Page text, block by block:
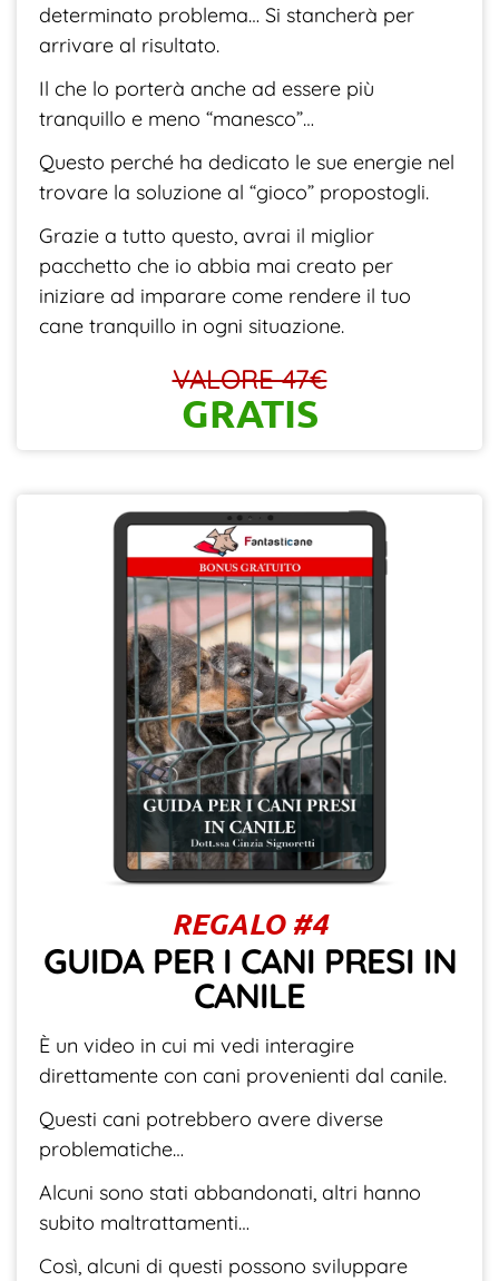
determinato problema… Si stancherà per
arrivare al risultato.
Il che lo porterà anche ad essere più
tranquillo e meno “manesco”…
Questo perché ha dedicato le sue energie nel
trovare la soluzione al “gioco” propostogli.
Grazie a tutto questo, avrai il miglior
pacchetto che io abbia mai creato per
iniziare ad imparare come rendere il tuo
cane tranquillo in ogni situazione.
VALORE 47€
GRATIS
REGALO #4
GUIDA PER I CANI PRESI IN
CANILE
È un video in cui mi vedi interagire
direttamente con cani provenienti dal canile.
Questi cani potrebbero avere diverse
problematiche…
Alcuni sono stati abbandonati, altri hanno
subito maltrattamenti…
Così, alcuni di questi possono sviluppare